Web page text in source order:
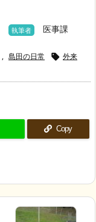
執筆者 医事課
, 島田の日常  外来
Copy